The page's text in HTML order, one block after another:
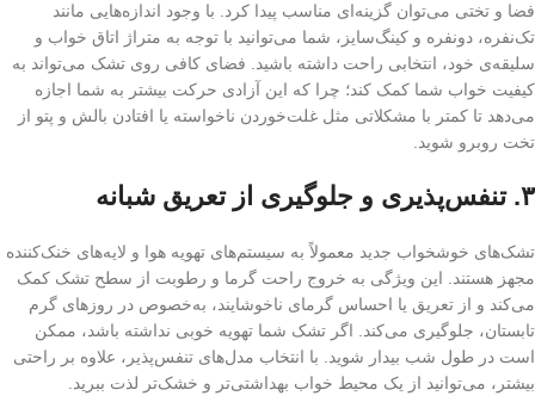
فضا و تختی می‌توان گزینه‌ای مناسب پیدا کرد. با وجود اندازه‌هایی مانند
تک‌نفره، دونفره و کینگ‌سایز، شما می‌توانید با توجه به متراژ اتاق خواب و
سلیقه‌ی خود، انتخابی راحت داشته باشید. فضای کافی روی تشک می‌تواند به
کیفیت خواب شما کمک کند؛ چرا که این آزادی حرکت بیشتر به شما اجازه
می‌دهد تا کمتر با مشکلاتی مثل غلت‌خوردن ناخواسته یا افتادن بالش و پتو از
تخت روبرو شوید.
۳. تنفس‌پذیری و جلوگیری از تعریق شبانه
تشک‌های خوشخواب جدید معمولاً به سیستم‌های تهویه هوا و لایه‌های خنک‌کننده
مجهز هستند. این ویژگی به خروج راحت گرما و رطوبت از سطح تشک کمک
می‌کند و از تعریق یا احساس گرمای ناخوشایند، به‌خصوص در روزهای گرم
تابستان، جلوگیری می‌کند. اگر تشک شما تهویه خوبی نداشته باشد، ممکن
است در طول شب بیدار شوید. با انتخاب مدل‌های تنفس‌پذیر، علاوه بر راحتی
بیشتر، می‌توانید از یک محیط خواب بهداشتی‌تر و خشک‌تر لذت ببرید.